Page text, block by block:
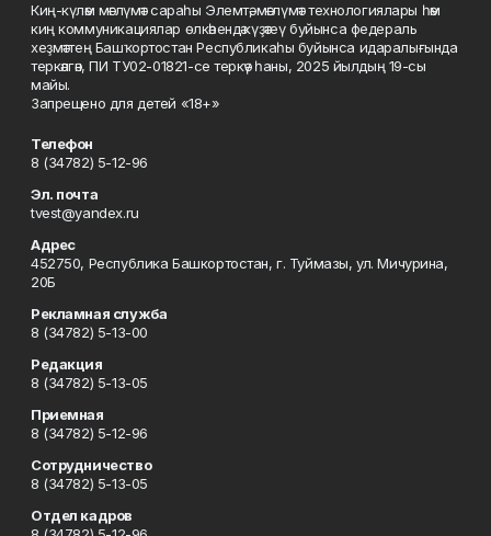
Киң-күләм мәғлүмәт сараһы Элемтә, мәғлүмәт технологиялары һәм
киң коммуникациялар өлкәһендә күҙәтеү буйынса федераль
хеҙмәттең Башҡортостан Республикаһы буйынса идаралығында
теркәлгән, ПИ ТУ02-01821-се теркәү һаны, 2025 йылдың 19-сы
майы.
Запрещено для детей «18+»
Телефон
8 (34782) 5-12-96
Эл. почта
tvest@yandex.ru
Адрес
452750, Республика Башкортостан, г. Туймазы, ул. Мичурина,
20Б
Рекламная служба
8 (34782) 5-13-00
Редакция
8 (34782) 5-13-05
Приемная
8 (34782) 5-12-96
Сотрудничество
8 (34782) 5-13-05
Отдел кадров